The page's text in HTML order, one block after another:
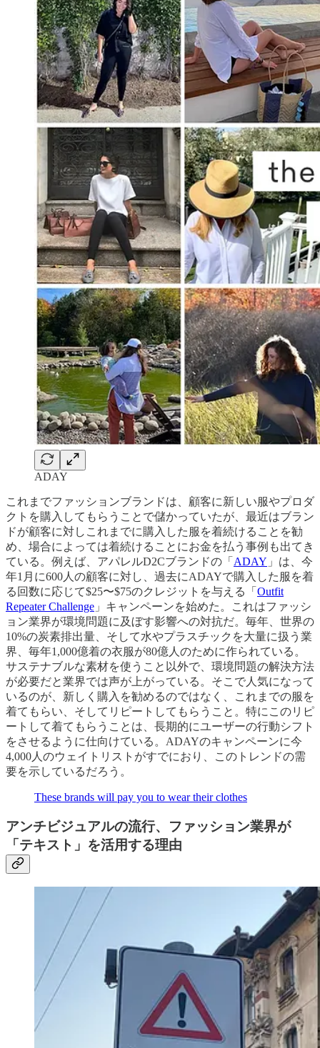
ADAY
これまでファッションブランドは、顧客に新しい服やプロダ
クトを購入してもらうことで儲かっていたが、最近はブラン
ドが顧客に対しこれまでに購入した服を着続けることを勧
め、場合によっては着続けることにお金を払う事例も出てき
ている。例えば、アパレルD2Cブランドの「 ADAY 」は、今
年1月に600人の顧客に対し、過去にADAYで購入した服を着
る回数に応じて$25〜$75のクレジットを与える「 Outfit
Repeater Challenge 」キャンペーンを始めた。これはファッシ
ョン業界が環境問題に及ぼす影響への対抗だ。毎年、世界の
10%の炭素排出量、そして水やプラスチックを大量に扱う業
界、毎年1,000億着の衣服が80億人のために作られている。
サステナブルな素材を使うこと以外で、環境問題の解決方法
が必要だと業界では声が上がっている。そこで人気になって
いるのが、新しく購入を勧めるのではなく、これまでの服を
着てもらい、そしてリピートしてもらうこと。特にこのリピ
ートして着てもらうことは、長期的にユーザーの行動シフト
をさせるように仕向けている。ADAYのキャンペーンに今
4,000人のウェイトリストがすでにおり、このトレンドの需
要を示しているだろう。
These brands will pay you to wear their clothes
アンチビジュアルの流行、ファッション業界が
「テキスト」を活用する理由